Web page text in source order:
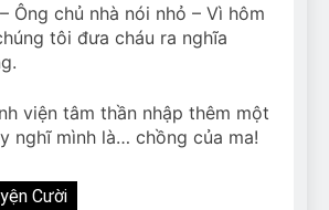
Ông chủ nhà nói nhỏ – Vì hôm
tôi đưa cháu ra nghĩa
viện tâm thần nhập thêm một
nghĩ mình là… chồng của ma!
Cười